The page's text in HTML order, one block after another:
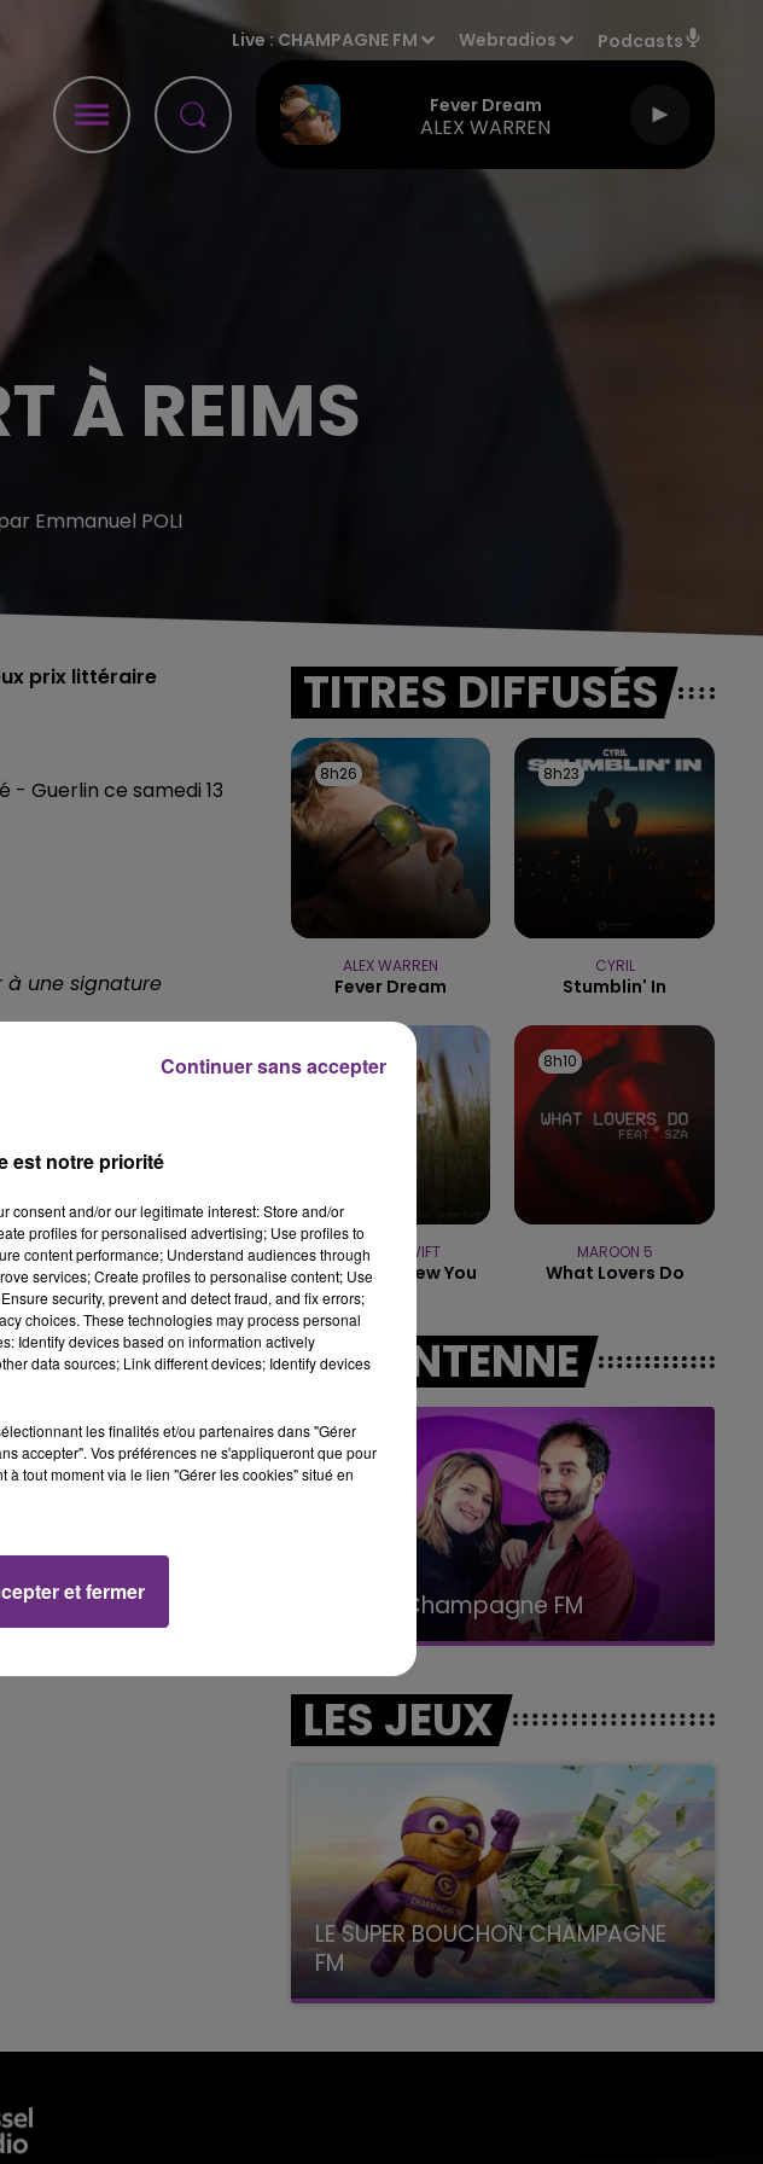
Live :CHAMPAGNE FM Webradios Podcasts
Fever Dream
ALEX WARREN
14h00 - 15h00
LA RADIO POP
À REIMS
Emmanuel POLI
prix littéraire
- Guerlin ce samedi 13
à une signature
END
grand jour :
sanglier du monde.
TITRES DIFFUSÉS
8h26
8h26
ALEX WARREN
Fever Dream
8h23
8h23
CYRIL
Stumblin' In
8h13
8h13
TAYLOR SWIFT
I Knew It, I Knew You
8h10
8h10
MAROON 5
What Lovers Do
A L'ANTENNE
Le Club Champagne FM
LES JEUX
LE SUPER BOUCHON CHAMPAGNE
FM
avec La Famille Champagne FM, à 8H10
est notre priorité
consent and/or our legitimate interest: Store and/or
profiles for personalised advertising; Use profiles to
content performance; Understand audiences through
services; Create profiles to personalise content; Use
security, prevent and detect fraud, and fix errors;
choices. These technologies may process personal
Identify devices based on information actively
data sources; Link different devices; Identify devices
les finalités et/ou partenaires dans "Gérer
accepter". Vos préférences ne s'appliqueront que pour
tout moment via le lien "Gérer les cookies" situé en
et fermer
Continuer sans accepter